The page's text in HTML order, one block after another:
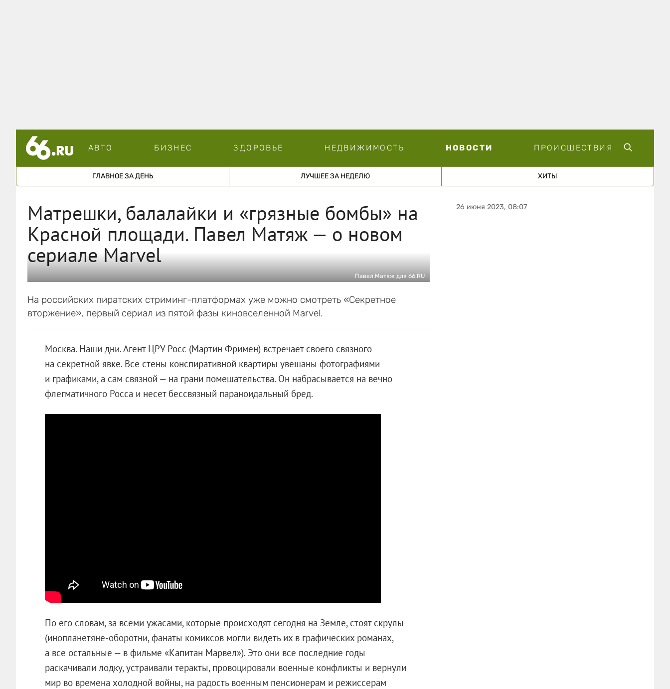
АВТО БИЗНЕС ЗДОРОВЬЕ НЕДВИЖИМОСТЬ НОВОСТИ ПРОИСШЕСТВИЯ
ГЛАВНОЕ ЗА ДЕНЬ ЛУЧШЕЕ ЗА НЕДЕЛЮ ХИТЫ
Матрешки, балалайки и «грязные бомбы» на
Красной площади. Павел Матяж — о новом
сериале Marvel
Павел Матяж для 66.RU
На российских пиратских стриминг-платформах уже можно смотреть «Секретное
вторжение», первый сериал из пятой фазы киновселенной Marvel.
Москва. Наши дни. Агент ЦРУ Росс (Мартин Фримен) встречает своего связного
на секретной явке. Все стены конспиративной квартиры увешаны фотографиями
и графиками, а сам связной — на грани помешательства. Он набрасывается на вечно
флегматичного Росса и несет бессвязный параноидальный бред.
По его словам, за всеми ужасами, которые происходят сегодня на Земле, стоят скрулы
(инопланетяне-оборотни, фанаты комиксов могли видеть их в графических романах,
а все остальные — в фильме «Капитан Марвел»). Это они все последние годы
раскачивали лодку, устраивали теракты, провоцировали военные конфликты и вернули
мир во времена холодной войны, на радость военным пенсионерам и режиссерам
26 июня 2023, 08:07